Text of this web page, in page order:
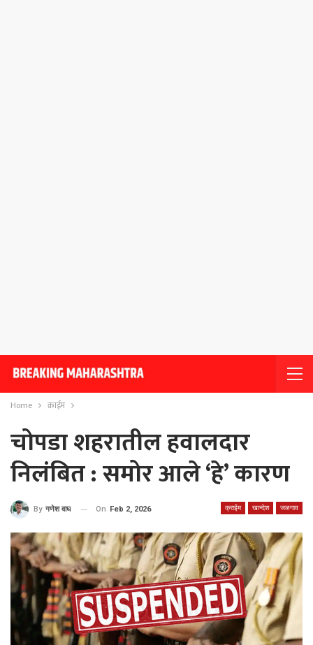
Home क्राईम
चोपडा शहरातील हवालदार
निलंबित : समोर आले ‘हे’ कारण
क्राईम खान्देश जळगाव
By गणेश वाघ On Feb 2, 2026